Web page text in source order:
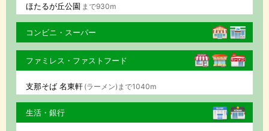
ほたるが丘公園 まで930m
コンビニ・スーパー
ファミレス・ファストフード
支那そば 名東軒 (ラーメン)まで1040m
生活・銀行